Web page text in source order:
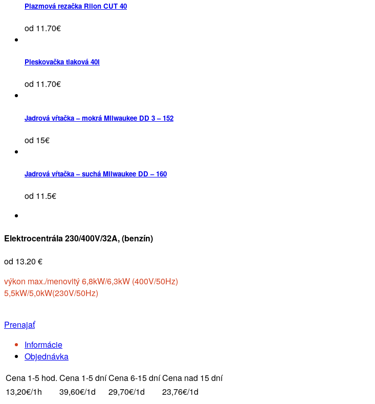
Plazmová rezačka Rilon CUT 40
od 11.70€
Pieskovačka tlaková 40l
od 11.70€
Jadrová vŕtačka – mokrá Milwaukee DD 3 – 152
od 15€
Jadrová vŕtačka – suchá Milwaukee DD – 160
od 11.5€
Elektrocentrála 230/400V/32A, (benzín)
od 13.20 €
výkon max./menovitý 6,8kW/6,3kW (400V/50Hz)
5,5kW/5,0kW(230V/50Hz)
Prenajať
Informácie
Objednávka
Cena 1-5 hod. Cena 1-5 dníCena 6-15 dníCena nad 15 dní
13,20€/1h
39,60€/1d 29,70€/1d 23,76€/1d